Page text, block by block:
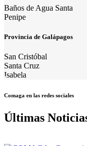
Baños de Agua Santa
Penipe
Provincia de Galápagos
San Cristóbal
Santa Cruz
Isabela
Comaga en las redes sociales
Últimas